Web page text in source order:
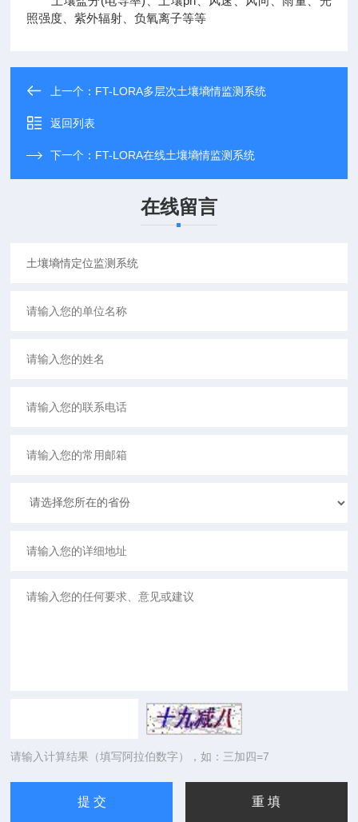
照强度、紫外辐射、负氧离子等等
上一个： FT-LORA多层次土壤墒情监测系统
返回列表
下一个： FT-LORA在线土壤墒情监测系统
在线留言
请输入计算结果（填写阿拉伯数字），如：三加四=7